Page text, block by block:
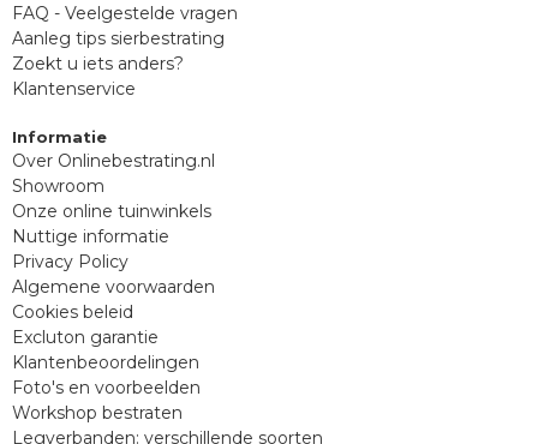
FAQ - Veelgestelde vragen
Aanleg tips sierbestrating
Zoekt u iets anders?
Klantenservice
Informatie
Over Onlinebestrating.nl
Showroom
Onze online tuinwinkels
Nuttige informatie
Privacy Policy
Algemene voorwaarden
Cookies beleid
Excluton garantie
Klantenbeoordelingen
Foto's en voorbeelden
Workshop bestraten
Legverbanden: verschillende soorten